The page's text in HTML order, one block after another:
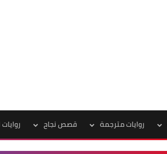
روايات مترجمة قصص نجاح